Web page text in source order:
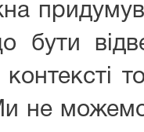
бути
не можемо